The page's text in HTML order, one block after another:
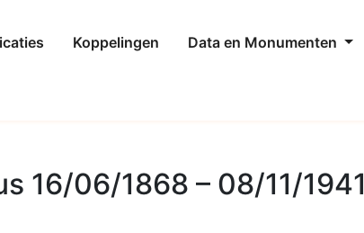
Koppelingen Data en Monumenten
16/06/1868 – 08/11/1941